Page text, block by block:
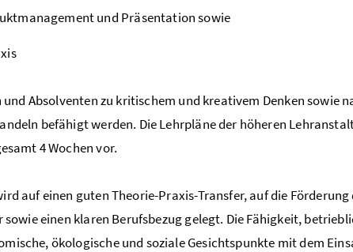
und Präsentation sowie
Absolventen zu kritischem und kreativem Denken sowie
befähigt werden. Die Lehrpläne der höheren
4 Wochen vor.
auf einen guten Theorie-Praxis-Transfer, auf die
sowie einen klaren Berufsbezug gelegt. Die Fähigkeit,
ökologische und soziale Gesichtspunkte mit dem